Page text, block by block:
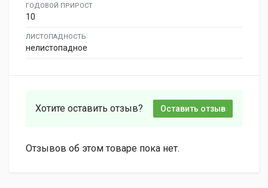
ГОДОВОЙ ПРИРОСТ
10
ЛИСТОПАДНОСТЬ
нелистопадное
Хотите оставить отзыв? Оставить отзыв
Отзывов об этом товаре пока нет.